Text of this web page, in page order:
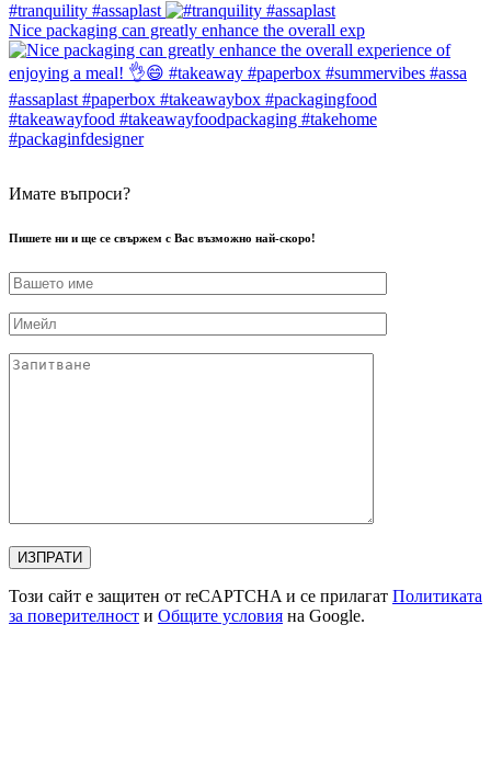
#tranquility #assaplast
Nice packaging can greatly enhance the overall exp
Имате въпроси?
Пишете ни и ще се свържем с Вас възможно най-скоро!
ИЗПРАТИ
Този сайт е защитен от reCAPTCHA и се прилагат Политиката
за поверителност и Общите условия на Google.